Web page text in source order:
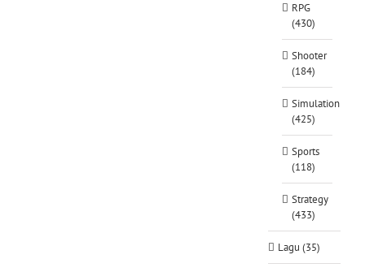
RPG
(430)
Shooter
(184)
Simulation
(425)
Sports
(118)
Strategy
(433)
Lagu (35)